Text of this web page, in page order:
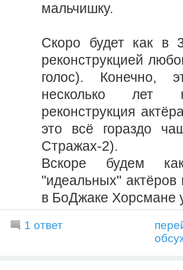
мальчишку.
Скоро будет как в
реконструкцией
голос). Конечно,
несколько лет
реконструкция
это всё гораздо
Стражах-2).
Вскоре будем
"идеальных"
в БоДжаке Хорсмане
1 ответ